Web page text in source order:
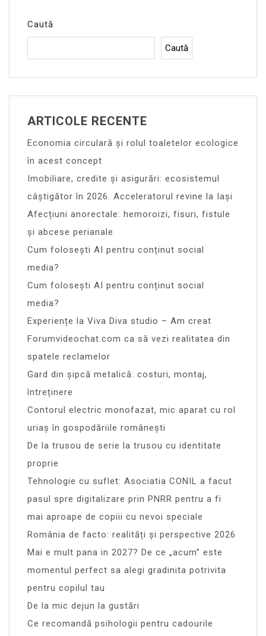
Caută
Caută
ARTICOLE RECENTE
Economia circulară și rolul toaletelor ecologice
în acest concept
Imobiliare, credite și asigurări: ecosistemul
câștigător în 2026. Acceleratorul revine la Iași
Afecțiuni anorectale: hemoroizi, fisuri, fistule
și abcese perianale
Cum folosești AI pentru conținut social
media?
Cum folosești AI pentru conținut social
media?
Experiențe la Viva Diva studio – Am creat
Forumvideochat.com ca să vezi realitatea din
spatele reclamelor
Gard din șipcă metalică: costuri, montaj,
întreținere
Contorul electric monofazat, mic aparat cu rol
uriaș în gospodăriile românești
De la trusou de serie la trusou cu identitate
proprie
Tehnologie cu suflet: Asociatia CONIL a facut
pasul spre digitalizare prin PNRR pentru a fi
mai aproape de copiii cu nevoi speciale
România de facto: realități și perspective 2026
Mai e mult pana in 2027? De ce „acum” este
momentul perfect sa alegi gradinita potrivita
pentru copilul tau
De la mic dejun la gustări
Ce recomandă psihologii pentru cadourile